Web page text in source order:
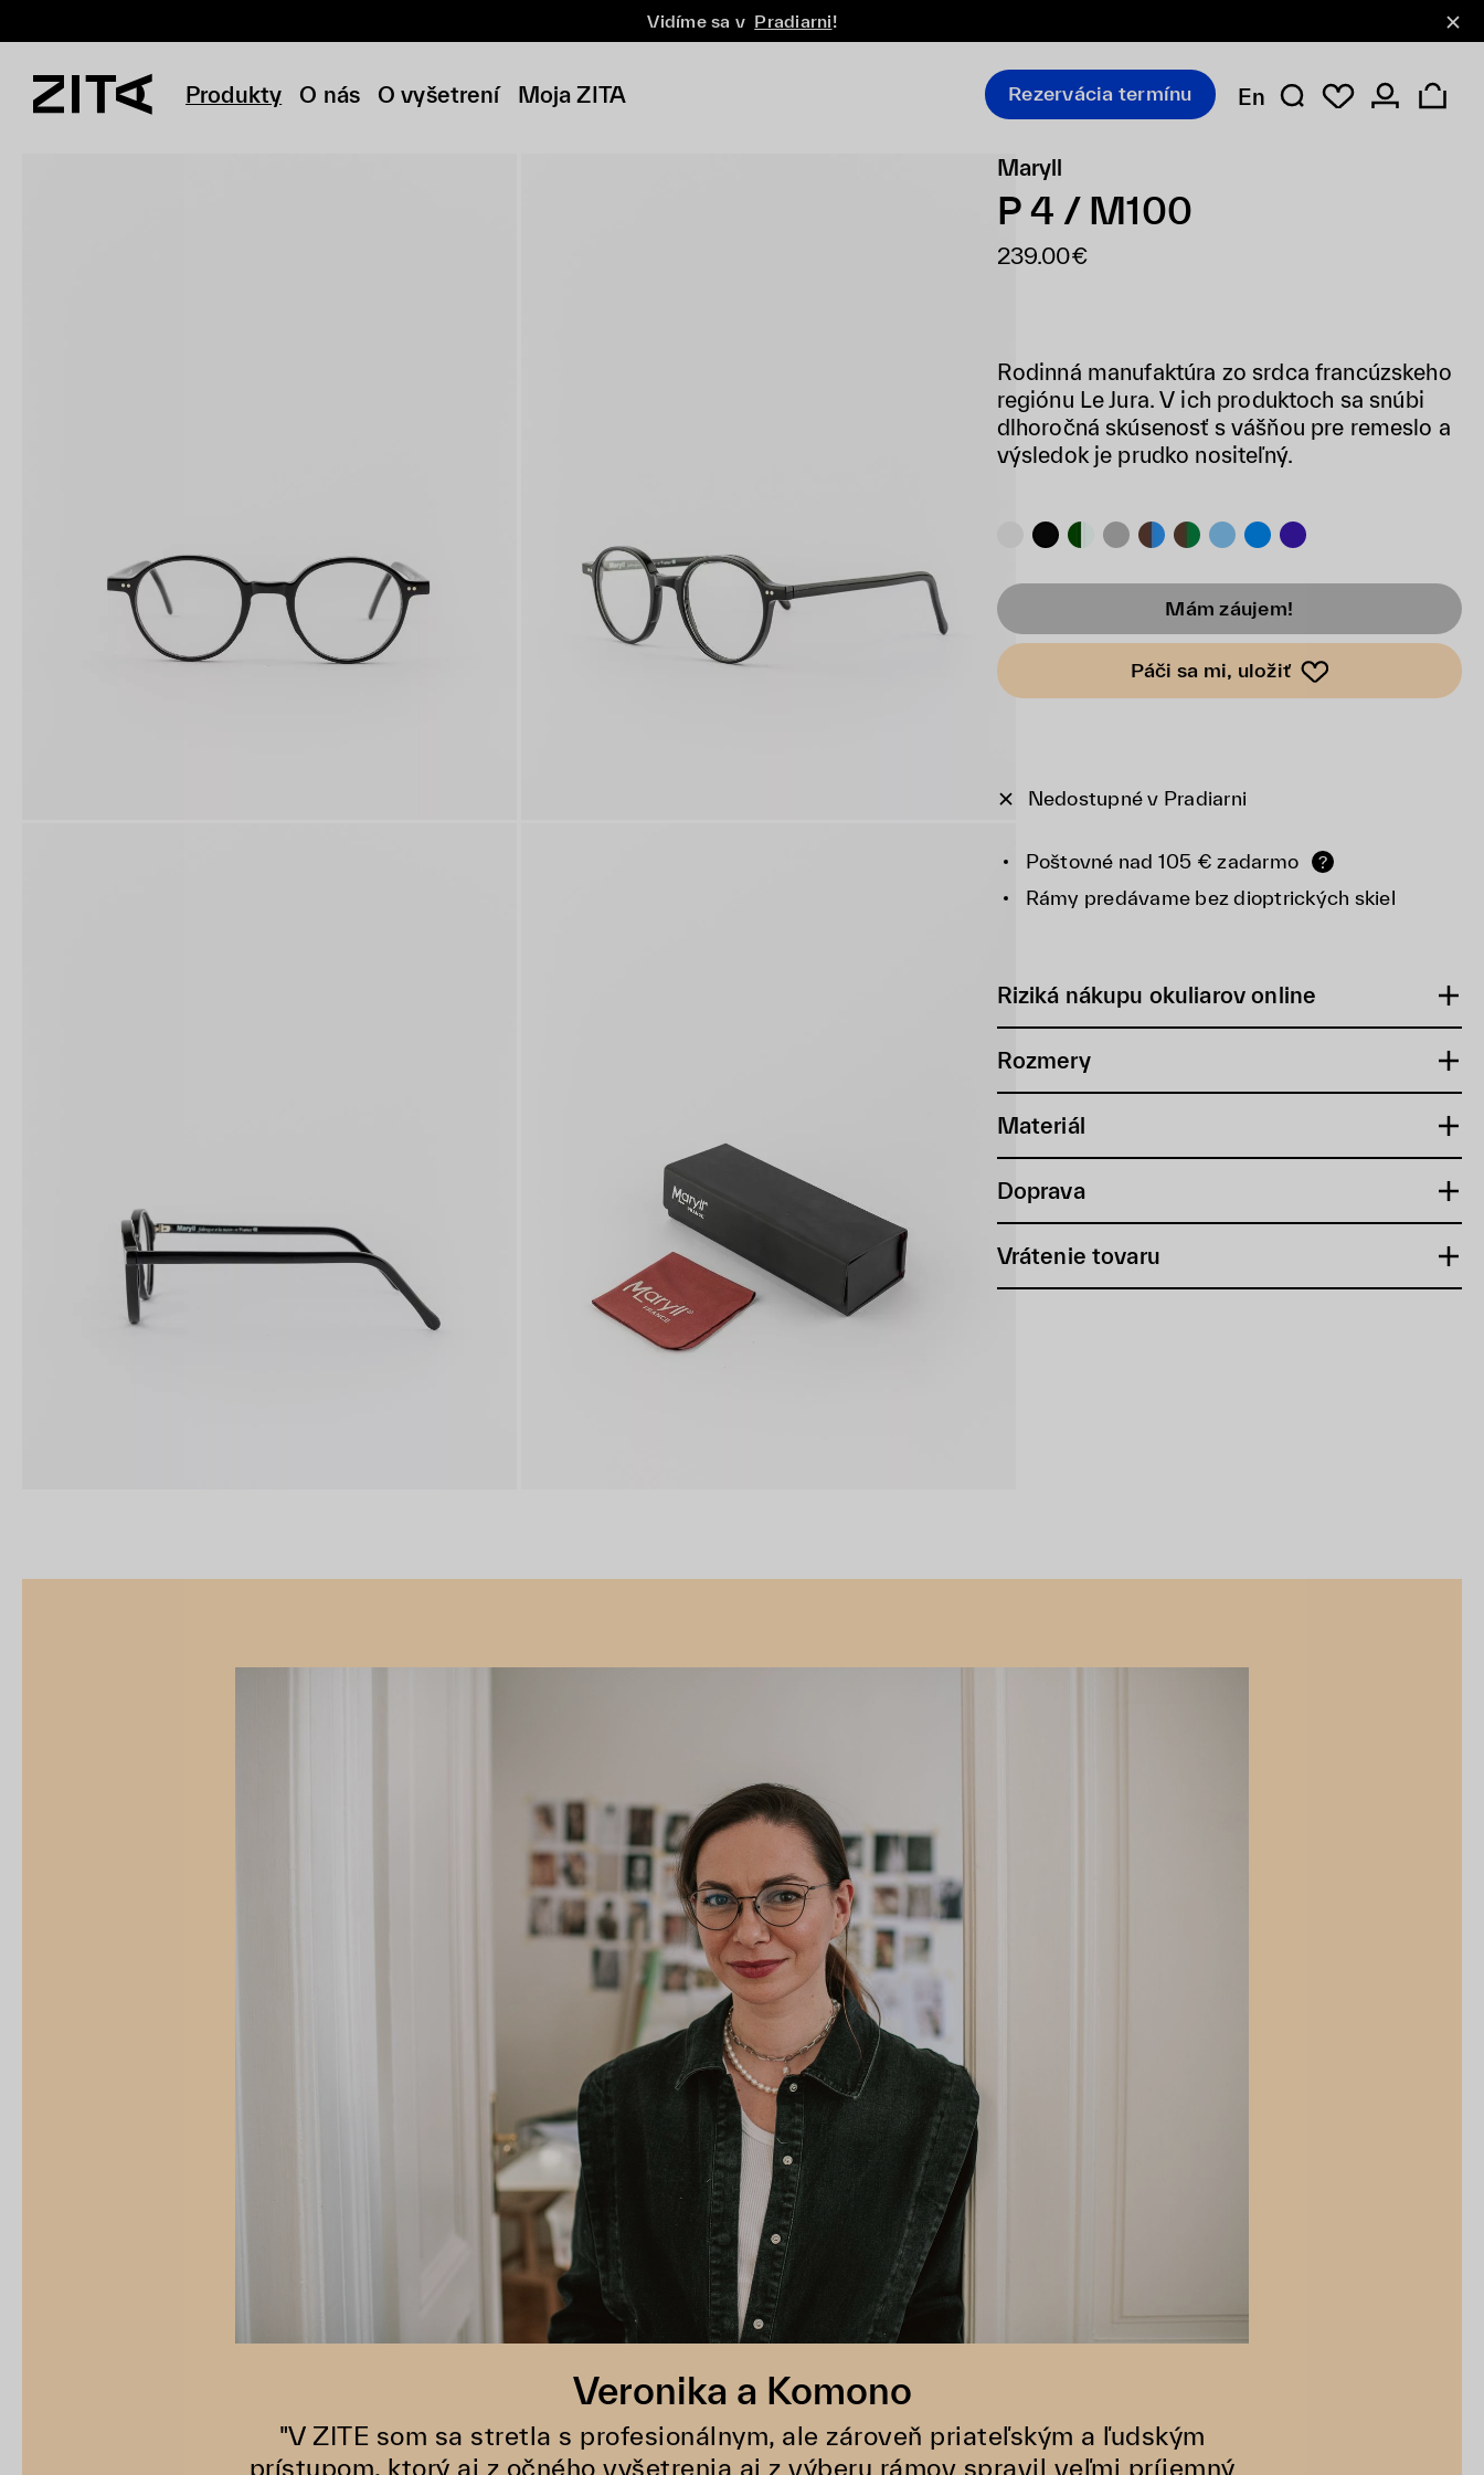
Vidíme sa v Pradiarni!
Produkty O nás O vyšetrení Moja ZITA Rezervácia termínu En
Maryll
P 4 / M100
239.00€
Rodinná manufaktúra zo srdca francúzskeho
regiónu Le Jura. V ich produktoch sa snúbi
dlhoročná skúsenosť s vášňou pre remeslo a
výsledok je prudko nositeľný.
Mám záujem!
Páči sa mi, uložiť
Nedostupné v Pradiarni
Poštovné nad 105 € zadarmo ?
Rámy predávame bez dioptrických skiel
Riziká nákupu okuliarov online
Rozmery
Materiál
Doprava
Vrátenie tovaru
Veronika a Komono
"V ZITE som sa stretla s profesionálnym, ale zároveň priateľským a ľudským
prístupom, ktorý aj z očného vyšetrenia aj z výberu rámov spravil veľmi príjemný